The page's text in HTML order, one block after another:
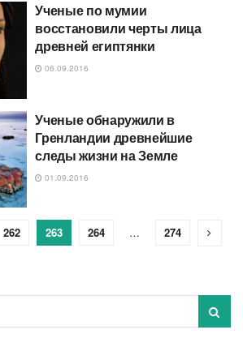
Ученые по мумии
восстановили черты лица
древней египтянки
06.09.2016
Ученые обнаружили в
Гренландии древнейшие
следы жизни на Земле
01.09.2016
262 263 264 … 274